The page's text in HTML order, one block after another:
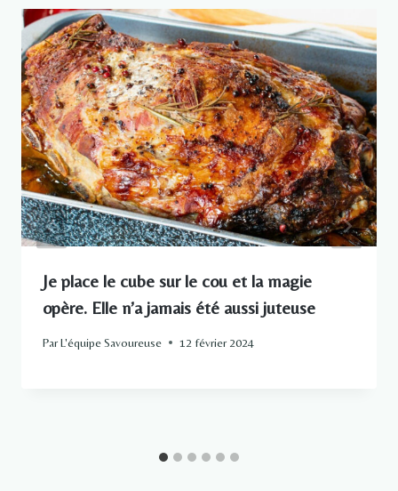
Je place le cube sur le cou et la magie
opère. Elle n’a jamais été aussi juteuse
ParL'équipe Savoureuse 12 février 2024